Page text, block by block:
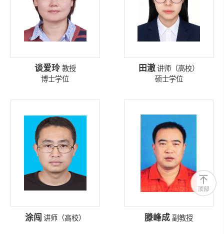
谈爱玲 教授
博士学位
田澈 讲师（高校）
硕士学位
涂闯 讲师（高校） 滕峰成 副教授